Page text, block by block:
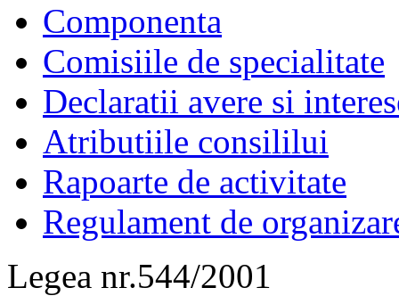
Componenta
Comisiile de specialitate
Declaratii avere si
Atributiile consililui
Rapoarte de activitate
Regulament de
Legea nr.544/2001